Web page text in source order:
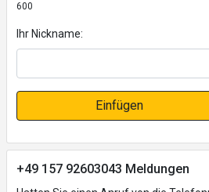
600
Ihr Nickname:
Einfügen
+49 157 92603043 Meldungen